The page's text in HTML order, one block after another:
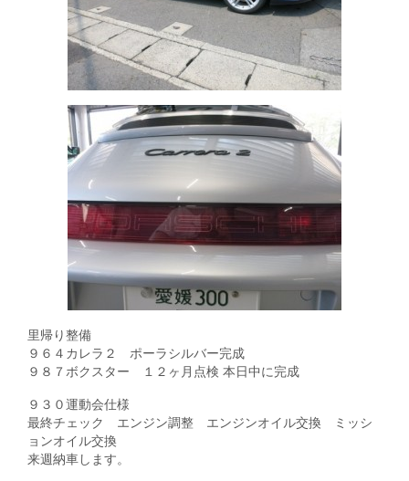
里帰り整備
９６４カレラ２ ポーラシルバー完成
９８７ボクスター １２ヶ月点検 本日中に完成
９３０運動会仕様
最終チェック エンジン調整 エンジンオイル交換 ミッシ
ョンオイル交換
来週納車します。